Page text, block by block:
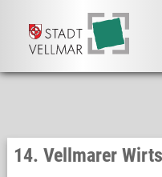
14. Vellmarer